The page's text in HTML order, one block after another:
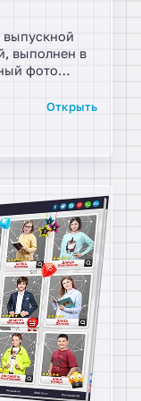
выполнен в
фото
снимки
гармоничную
твердом
Открыть